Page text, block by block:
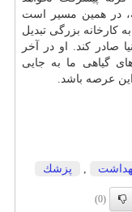
در همین مسیر است
کارخانه بزرگی تبدیل
صادر کند. او در آخر
های گیاهی ما به جایی
عرصه باشد.
پزشك
(0)